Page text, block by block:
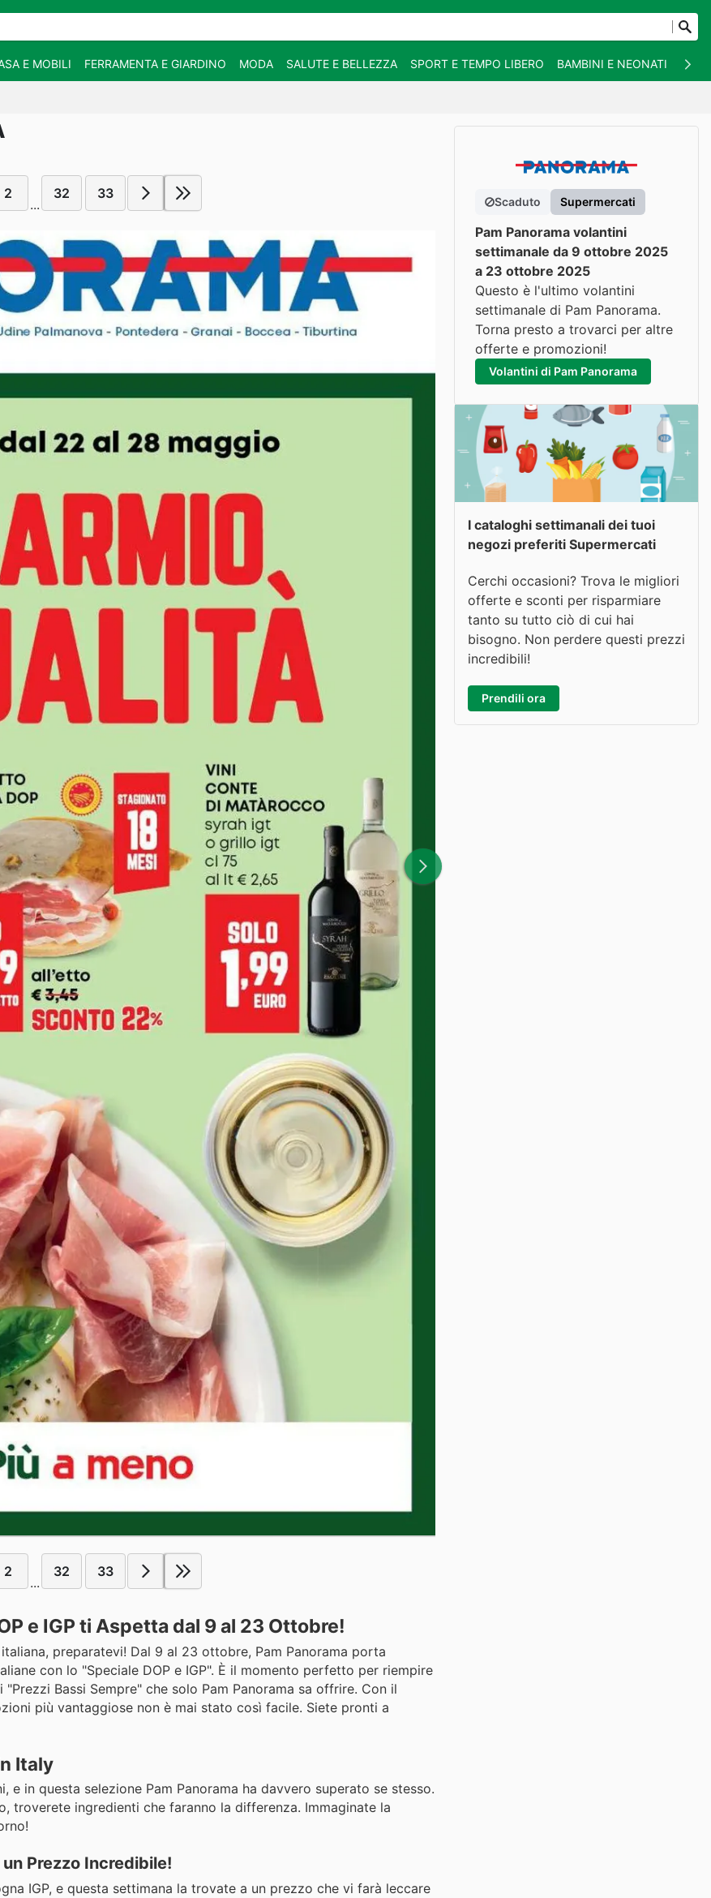
E MOBILI FERRAMENTA E GIARDINO MODA SALUTE E BELLEZZA SPORT E TEMPO LIBERO BAMBINI E NEONATI
2
...
32 33
2
...
32 33
e IGP ti Aspetta dal 9 al 23 Ottobre!
preparatevi! Dal 9 al 23 ottobre, Pam Panorama porta
con lo "Speciale DOP e IGP". È il momento perfetto per riempire
Bassi Sempre" che solo Pam Panorama sa offrire. Con il
più vantaggiose non è mai stato così facile. Siete pronti a
Italy
in questa selezione Pam Panorama ha davvero superato se stesso.
troverete ingredienti che faranno la differenza. Immaginate la
Prezzo Incredibile!
IGP, e questa settimana la trovate a un prezzo che vi farà leccare
Scaduto Supermercati
Pam Panorama volantini
settimanale da 9 ottobre 2025
a 23 ottobre 2025
Questo è l'ultimo volantini
settimanale di Pam Panorama.
Torna presto a trovarci per altre
offerte e promozioni!
Volantini di Pam Panorama
I cataloghi settimanali dei tuoi
negozi preferiti Supermercati
Cerchi occasioni? Trova le migliori
offerte e sconti per risparmiare
tanto su tutto ciò di cui hai
bisogno. Non perdere questi prezzi
incredibili!
Prendili ora